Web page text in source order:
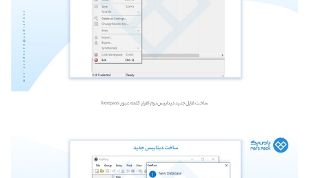
ساخت فایل جدید دیتابیس نرم افزار کلمه عبور keepass